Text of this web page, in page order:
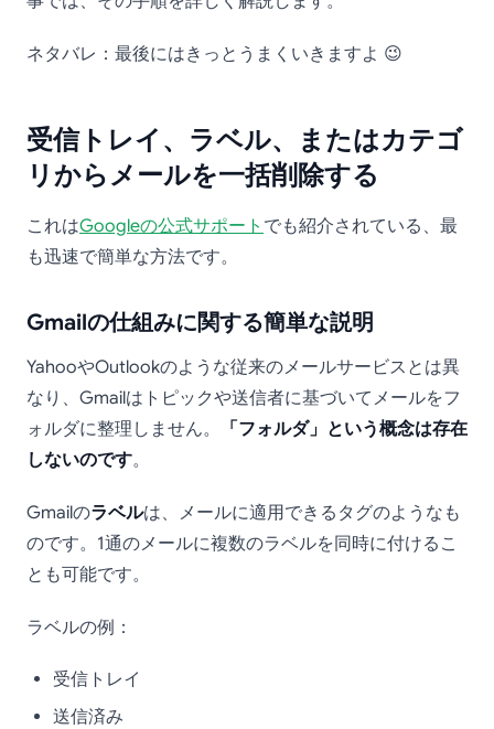
率的な手順
ネタバレ：最後にはきっとうまくいきますよ 😉
受信トレイ、ラベル、またはカテゴ
リからメールを一括削除する
これはGoogleの公式サポート でも紹介されている、最
も迅速で簡単な方法です。
Gmailの仕組みに関する簡単な説明
YahooやOutlookのような従来のメールサービスとは異
なり、Gmailはトピックや送信者に基づいてメールをフ
ォルダに整理しません。
「フォルダ」という概念は存在
しないのです。
Gmailのラベルは、メールに適用できるタグのようなも
のです。1通のメールに複数のラベルを同時に付けるこ
とも可能です。
ラベルの例：
受信トレイ
送信済み